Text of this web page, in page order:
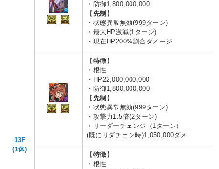
13F
(1体)
・防御1,800,000,000
【 先制 】
・状態異常無効(999ターン)
・最大HP激減(1ターン)
・現在HP200%割合ダメージ
【 特徴 】
・根性
・HP22,000,000,000
・防御1,800,000,000
【 先制 】
・状態異常無効(999ターン)
・攻撃力1.5倍(2ターン)
・リーダーチェンジ（1ターン）
(既にリダチェン時)1,050,000ダメ
【 特徴 】
・根性